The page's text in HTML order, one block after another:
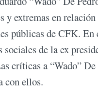
y extremas en
públicas de CFK.
de la ex
críticas a “Wado” De
con ellos.